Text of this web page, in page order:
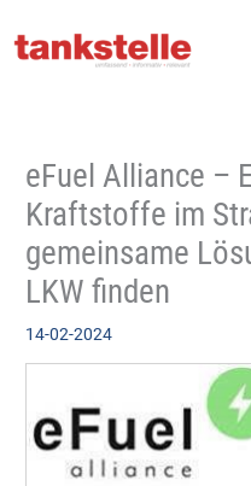
Inhalt
eFuel Alliance –
Kraftstoffe im
gemeinsame
LKW finden
14-02-2024